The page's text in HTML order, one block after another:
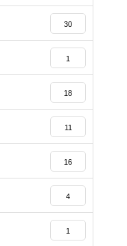
30
1
18
11
16
4
1